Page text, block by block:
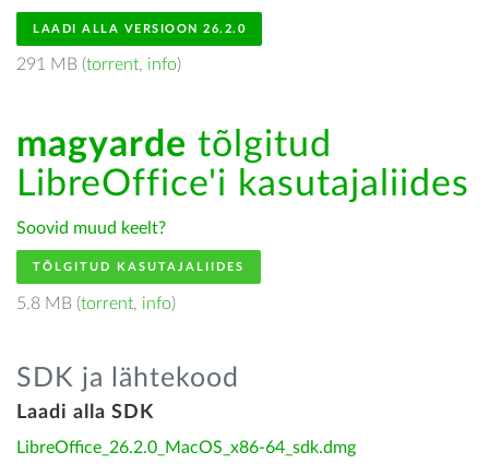
LAADI ALLA VERSIOON 26.2.0
291 MB (torrent, info)
magyarde tõlgitud
LibreOffice'i kasutajaliides
Soovid muud keelt?
TÕLGITUD KASUTAJALIIDES
5.8 MB (torrent, info)
SDK ja lähtekood
Laadi alla SDK
LibreOffice_26.2.0_MacOS_x86-64_sdk.dmg